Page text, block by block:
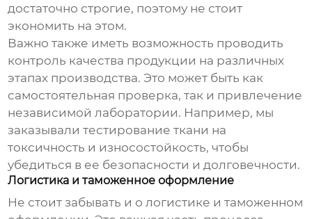
достаточно строгие, поэтому не стоит
экономить на этом.
Важно также иметь возможность проводить
контроль качества продукции на различных
этапах производства. Это может быть как
самостоятельная проверка, так и привлечение
независимой лаборатории. Например, мы
заказывали тестирование ткани на
токсичность и износостойкость, чтобы
убедиться в ее безопасности и долговечности.
Логистика и таможенное оформление
Не стоит забывать и о логистике и таможенном